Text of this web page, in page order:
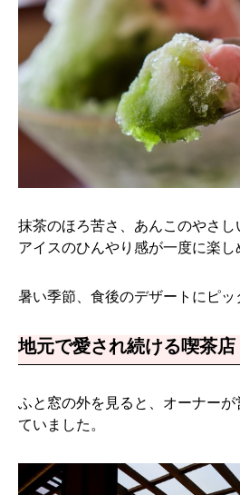
抹茶のほろ苦さ、あんこのやさし
アイスのひんやり感が一度に楽し
暑い季節、食後のデザートにピッ
地元で愛され続ける喫茶店
ふと窓の外を見ると、オーナー
ていました。